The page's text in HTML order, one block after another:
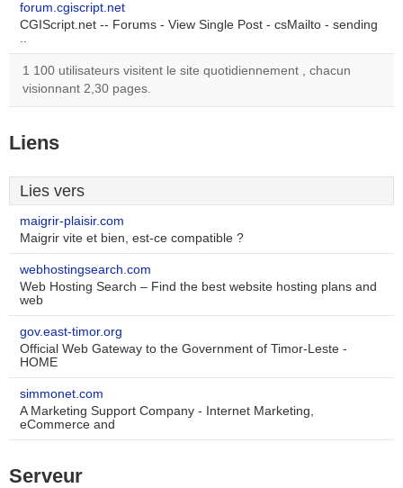
forum.cgiscript.net
CGIScript.net -- Forums - View Single Post - csMailto - sending
..
1 100 utilisateurs visitent le site quotidiennement , chacun
visionnant 2,30 pages.
Liens
Lies vers
maigrir-plaisir.com
Maigrir vite et bien, est-ce compatible ?
webhostingsearch.com
Web Hosting Search – Find the best website hosting plans and
web
gov.east-timor.org
Official Web Gateway to the Government of Timor-Leste -
HOME
simmonet.com
A Marketing Support Company - Internet Marketing,
eCommerce and
Serveur